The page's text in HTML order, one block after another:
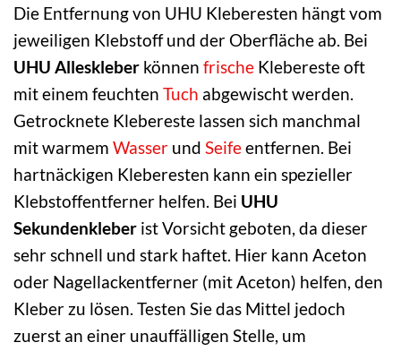
Die Entfernung von UHU Kleberesten hängt vom
jeweiligen Klebstoff und der Oberfläche ab. Bei
UHU Alleskleber können frische Klebereste oft
mit einem feuchten Tuch abgewischt werden.
Getrocknete Klebereste lassen sich manchmal
mit warmem Wasser und Seifeentfernen. Bei
hartnäckigen Kleberesten kann ein spezieller
Klebstoffentferner helfen. Bei UHU
Sekundenkleber ist Vorsicht geboten, da dieser
sehr schnell und stark haftet. Hier kann Aceton
oder Nagellackentferner (mit Aceton) helfen, den
Kleber zu lösen. Testen Sie das Mittel jedoch
zuerst an einer unauffälligen Stelle, um